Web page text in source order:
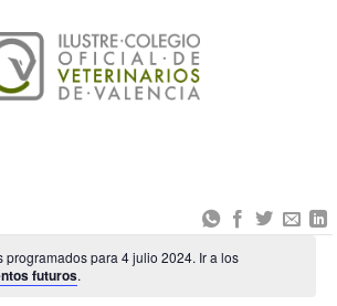
programados para 4 julio 2024. Ir a los
futuros.